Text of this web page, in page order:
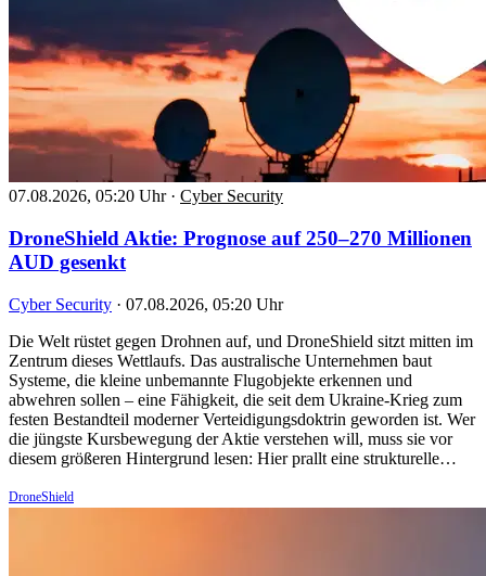
07.08.2026, 05:20 Uhr · Cyber Security
DroneShield Aktie: Prognose auf 250–270 Millionen
AUD gesenkt
Cyber Security · 07.08.2026, 05:20 Uhr
Die Welt rüstet gegen Drohnen auf, und DroneShield sitzt mitten im
Zentrum dieses Wettlaufs. Das australische Unternehmen baut
Systeme, die kleine unbemannte Flugobjekte erkennen und
abwehren sollen – eine Fähigkeit, die seit dem Ukraine-Krieg zum
festen Bestandteil moderner Verteidigungsdoktrin geworden ist. Wer
die jüngste Kursbewegung der Aktie verstehen will, muss sie vor
diesem größeren Hintergrund lesen: Hier prallt eine strukturelle…
DroneShield